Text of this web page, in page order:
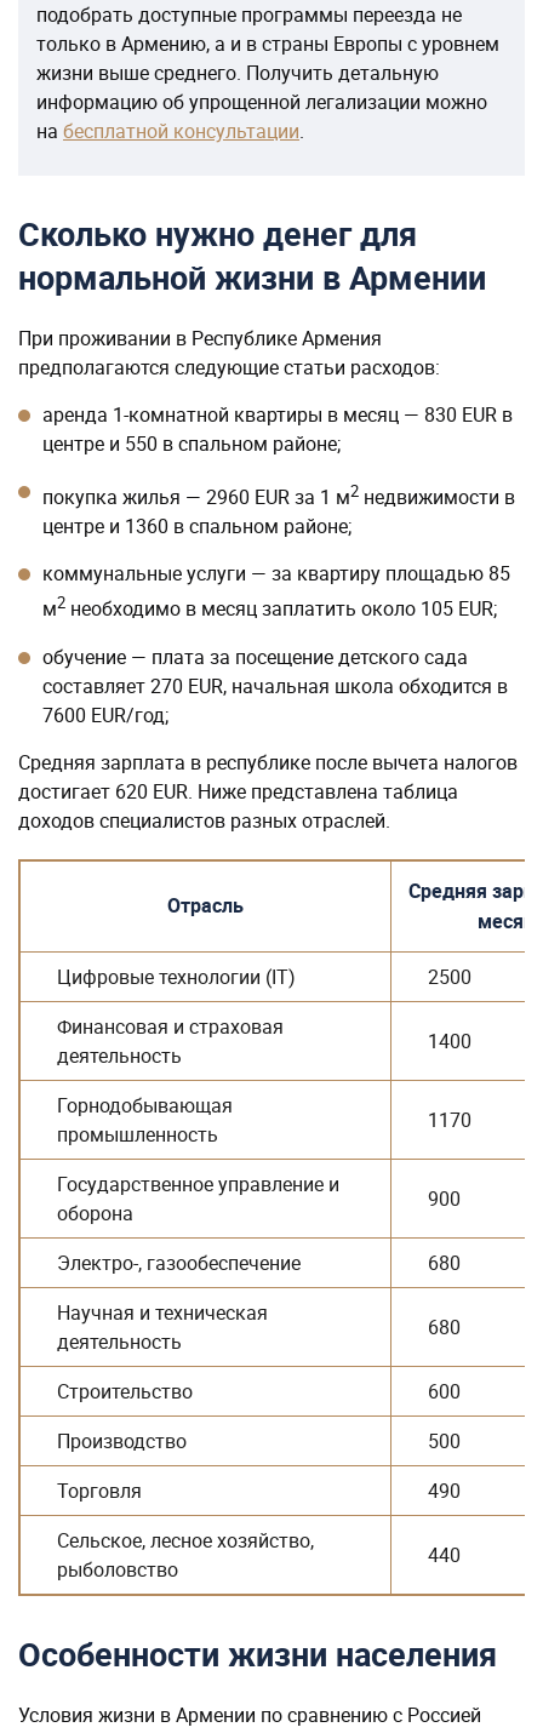
подобрать доступные программы переезда не
только в Армению, а и в страны Европы с уровнем
жизни выше среднего. Получить детальную
информацию об упрощенной легализации можно
на бесплатной консультации.
Сколько нужно денег для
нормальной жизни в Армении
При проживании в Республике Армения
предполагаются следующие статьи расходов:
аренда 1-комнатной квартиры в месяц — 830 EUR в
центре и 550 в спальном районе;
покупка жилья — 2960 EUR за 1 м2 недвижимости в
центре и 1360 в спальном районе;
коммунальные услуги — за квартиру площадью 85
м2 необходимо в месяц заплатить около 105 EUR;
обучение — плата за посещение детского сада
составляет 270 EUR, начальная школа обходится в
7600 EUR/год;
Средняя зарплата в республике после вычета налогов
достигает 620 EUR. Ниже представлена таблица
доходов специалистов разных отраслей.
Отрасль
Средняя
месяц
Цифровые технологии (IT)
2500
Финансовая и страховая
деятельность
1400
Горнодобывающая
промышленность
1170
Государственное управление и
оборона
900
Электро-, газообеспечение
680
Научная и техническая
деятельность
680
Строительство
600
Производство
500
Торговля
490
Сельское, лесное хозяйство,
рыболовство
440
Особенности жизни населения
Условия жизни в Армении по сравнению с Россией